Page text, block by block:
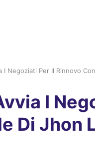
I Negoziati Per Il Rinnovo
I
Di Jhon